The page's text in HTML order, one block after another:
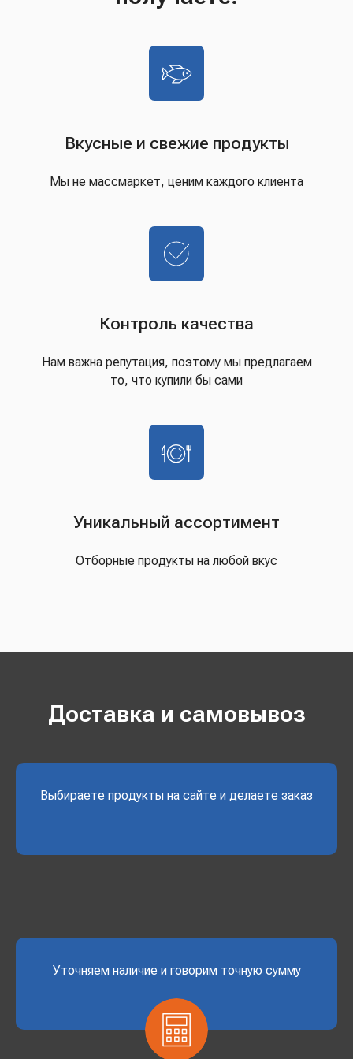
Вкусные и свежие продукты
Мы не массмаркет, ценим каждого клиента
Контроль качества
Нам важна репутация, поэтому мы предлагаем
то, что купили бы сами
Уникальный ассортимент
Отборные продукты на любой вкус
Доставка и самовывоз
Выбираете продукты на сайте и делаете заказ
Уточняем наличие и говорим точную сумму